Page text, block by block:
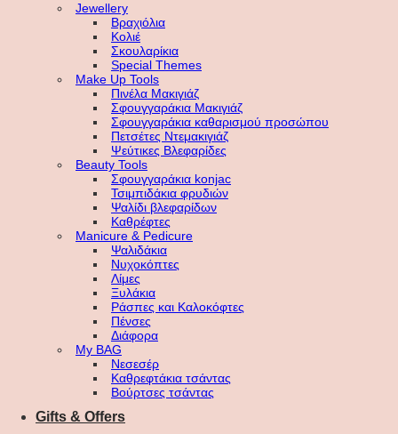
Jewellery
Βραχιόλια
Κολιέ
Σκουλαρίκια
Special Themes
Make Up Tools
Πινέλα Μακιγιάζ
Σφουγγαράκια Μακιγιάζ
Σφουγγαράκια καθαρισμού προσώπου
Πετσέτες Ντεμακιγιάζ
Ψεύτικες Βλεφαρίδες
Beauty Tools
Σφουγγαράκια konjac
Τσιμπιδάκια φρυδιών
Ψαλίδι βλεφαρίδων
Καθρέφτες
Manicure & Pedicure
Ψαλιδάκια
Νυχοκόπτες
Λίμες
Ξυλάκια
Ράσπες και Καλοκόφτες
Πένσες
Διάφορα
My BAG
Νεσεσέρ
Καθρεφτάκια τσάντας
Βούρτσες τσάντας
Gifts & Offers